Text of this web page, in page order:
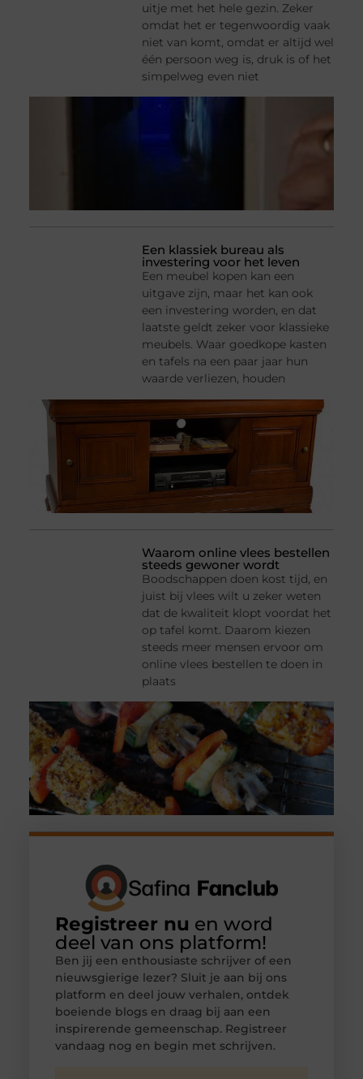
uitje met het hele gezin. Zeker
omdat het er tegenwoordig vaak
niet van komt, omdat er altijd wel
één persoon weg is, druk is of het
simpelweg even niet
Een klassiek bureau als
investering voor het leven
Een meubel kopen kan een
uitgave zijn, maar het kan ook
een investering worden, en dat
laatste geldt zeker voor klassieke
meubels. Waar goedkope kasten
en tafels na een paar jaar hun
waarde verliezen, houden
Waarom online vlees bestellen
steeds gewoner wordt
Boodschappen doen kost tijd, en
juist bij vlees wilt u zeker weten
dat de kwaliteit klopt voordat het
op tafel komt. Daarom kiezen
steeds meer mensen ervoor om
online vlees bestellen te doen in
plaats
Registreer nu en word
deel van ons platform!
Ben jij een enthousiaste schrijver of een
nieuwsgierige lezer? Sluit je aan bij ons
platform en deel jouw verhalen, ontdek
boeiende blogs en draag bij aan een
inspirerende gemeenschap. Registreer
vandaag nog en begin met schrijven.